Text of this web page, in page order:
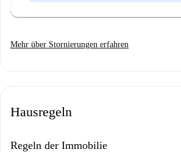
Mehr über Stornierungen erfahren
Hausregeln
Regeln der Immobilie